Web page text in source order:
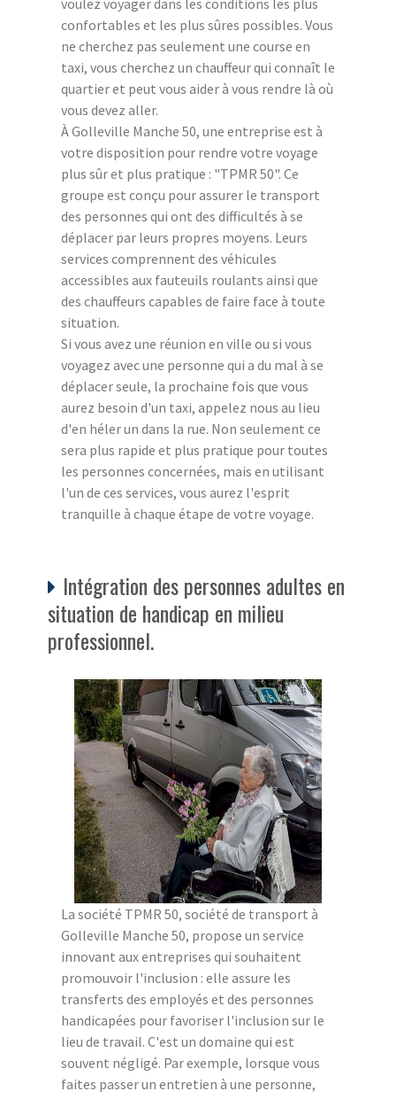
voulez voyager dans les conditions les plus
confortables et les plus sûres possibles. Vous
ne cherchez pas seulement une course en
taxi, vous cherchez un chauffeur qui connaît le
quartier et peut vous aider à vous rendre là où
vous devez aller.
À Golleville Manche 50, une entreprise est à
votre disposition pour rendre votre voyage
plus sûr et plus pratique : "TPMR 50". Ce
groupe est conçu pour assurer le transport
des personnes qui ont des difficultés à se
déplacer par leurs propres moyens. Leurs
services comprennent des véhicules
accessibles aux fauteuils roulants ainsi que
des chauffeurs capables de faire face à toute
situation.
Si vous avez une réunion en ville ou si vous
voyagez avec une personne qui a du mal à se
déplacer seule, la prochaine fois que vous
aurez besoin d'un taxi, appelez nous au lieu
d'en héler un dans la rue. Non seulement ce
sera plus rapide et plus pratique pour toutes
les personnes concernées, mais en utilisant
l'un de ces services, vous aurez l'esprit
tranquille à chaque étape de votre voyage.
Intégration des personnes adultes en
situation de handicap en milieu
professionnel.
La société TPMR 50, société de transport à
Golleville Manche 50, propose un service
innovant aux entreprises qui souhaitent
promouvoir l'inclusion : elle assure les
transferts des employés et des personnes
handicapées pour favoriser l'inclusion sur le
lieu de travail. C'est un domaine qui est
souvent négligé. Par exemple, lorsque vous
faites passer un entretien à une personne,